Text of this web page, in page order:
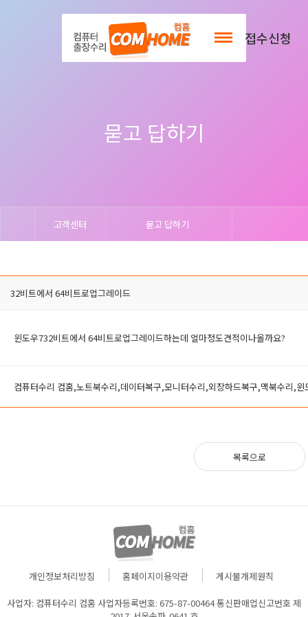
출장서비스안내 접수신청
묻고 답하기
고객센터 묻고 답하기
32비트에서 64비트로업그레이드
윈도우732비트에서 64비트로업그레이드하는데 얼마정도견적이나올까요?
컴퓨터수리 컴홈,노트북수리,데이터복구,모니터수리,외장하드복구,맥북수리,윈
목록으로
개인정보처리방침 홈페이지이용약관 게시물개제원칙
사업자: 컴퓨터수리 컴홈 사업자등록번호: 675-87-00464 통신판매업신고번호 제